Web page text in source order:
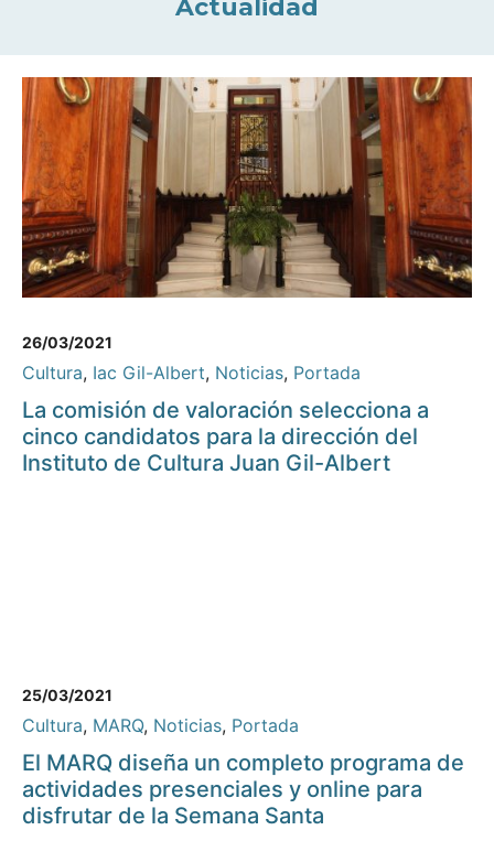
Actualidad
26/03/2021
Cultura, Iac Gil-Albert, Noticias, Portada
La comisión de valoración selecciona a
cinco candidatos para la dirección del
Instituto de Cultura Juan Gil-Albert
25/03/2021
Cultura, MARQ, Noticias, Portada
El MARQ diseña un completo programa de
actividades presenciales y online para
disfrutar de la Semana Santa